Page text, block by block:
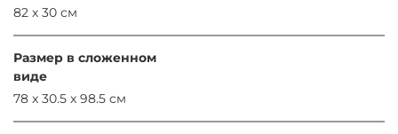
82 х 30 см
Размер в сложенном
виде
78 x 30.5 x 98.5 см